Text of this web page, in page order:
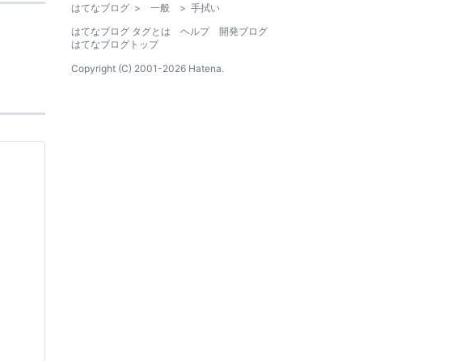
はてなブログ > 一般 > 手拭い
はてなブログ タグとは
ヘルプ
開発ブログ
はてなブログトップ
Copyright (C) 2001-2026 Hatena.